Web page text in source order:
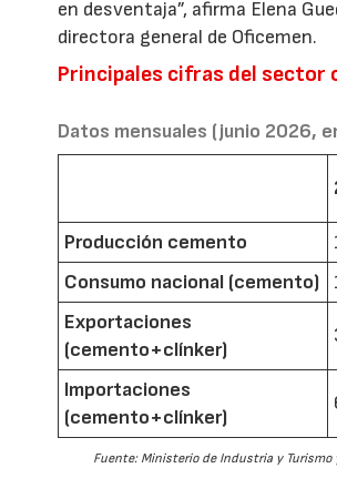
en desventaja”, afirma Elena
directora general de Oficemen.
Principales cifras del sector
Datos mensuales (junio 2026,
Producción cemento
Consumo nacional (cemento)
Exportaciones
(cemento+clínker)
Importaciones
(cemento+clínker)
Fuente: Ministerio de Industria y Turismo